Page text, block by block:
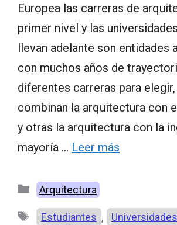
Europea las carreras de
primer nivel y las
llevan adelante son entidades
con muchos años de
diferentes carreras para elegir,
combinan la arquitectura con
y otras la arquitectura con la
mayoría … Leer más
Categorías
Arquitectura
Etiquetas
Estudiantes , Universidades